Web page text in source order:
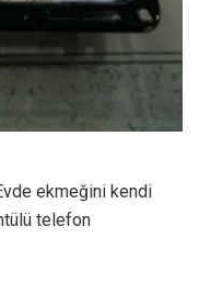
ekmeğini kendi
telefon